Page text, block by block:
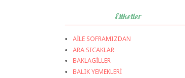
Etiketler
AİLE SOFRAMIZDAN
ARA SICAKLAR
BAKLAGİLLER
BALIK YEMEKLERİ